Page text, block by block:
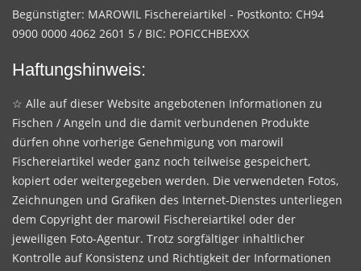
Begünstigter: MAROWIL Fischereiartikel - Postkonto: CH94
0900 0000 4062 2601 5 / BIC: POFICCHBEXXX
Haftungshinweis:
☆ Alle auf dieser Website angebotenen Informationen zu
Fischen / Angeln und die damit verbundenen Produkte
dürfen ohne vorherige Genehmigung von marowil
Fischereiartikel weder ganz noch teilweise gespeichert,
kopiert oder weitergegeben werden. Die verwendeten Fotos,
Zeichnungen und Grafiken des Internet-Dienstes unterliegen
dem Copyright der marowil Fischereiartikel oder der
jeweiligen Foto-Agentur. Trotz sorgfältiger inhaltlicher
Kontrolle auf Konsistenz und Richtigkeit der Informationen